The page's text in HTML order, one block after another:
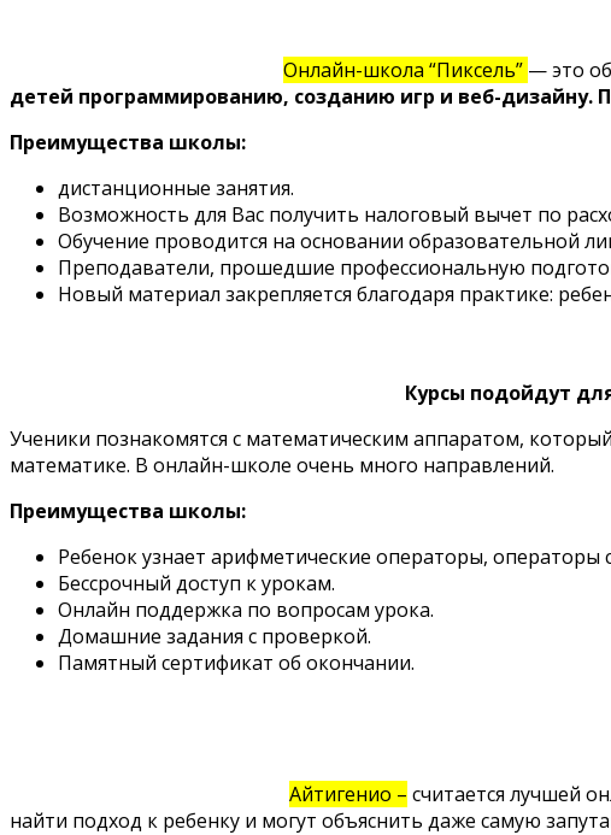
Онлайн-школа “Пиксель” — это
детей программированию, созданию игр и веб-дизайну.
Преимущества школы:
дистанционные занятия.
Возможность для Вас получить налоговый вычет по
Обучение проводится на основании образовательной
Преподаватели, прошедшие профессиональную
Новый материал закрепляется благодаря практике:
Курсы подойдут
Ученики познакомятся с математическим аппаратом,
математике. В онлайн-школе очень много направлений.
Преимущества школы:
Ребенок узнает арифметические операторы,
Бессрочный доступ к урокам.
Онлайн поддержка по вопросам урока.
Домашние задания с проверкой.
Памятный сертификат об окончании.
Айтигенио – считается лучшей
найти подход к ребенку и могут объяснить даже самую